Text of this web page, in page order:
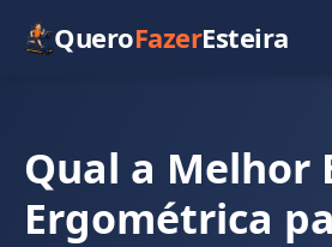
QueroFazerEsteira
Qual a Melhor
Ergométrica